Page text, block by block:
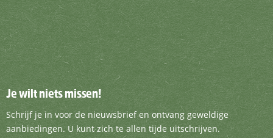
Je wilt niets missen!
Schrijf je in voor de nieuwsbrief en ontvang
Je wilt niets missen!
Schrijf je in voor de nieuwsbrief en ontvang geweldige
aanbiedingen. U kunt zich te allen tijde uitschrijven.